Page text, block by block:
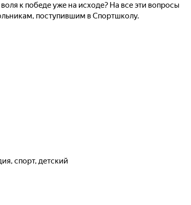
к победе уже на исходе? На все эти вопросы
поступившим в Спортшколу.
спорт, детский